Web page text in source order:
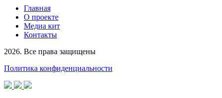
Главная
О проекте
Медиа кит
Контакты
2026. Все права защищены
Политика конфиденциальности